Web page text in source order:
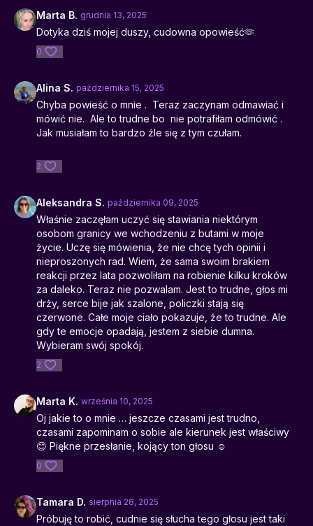
Marta B. grudnia 13, 2025
Dotyka dziś mojej duszy, cudowna opowieść🫶
0
Alina S. października 15, 2025
Chyba powieść o mnie . Teraz zaczynam odmawiać i
mówić nie. Ale to trudne bo nie potrafiłam odmówić .
Jak musiałam to bardzo źle się z tym czułam.
2
Aleksandra S. października 09, 2025
Właśnie zaczęłam uczyć się stawiania niektórym
osobom granicy we wchodzeniu z butami w moje
życie. Uczę się mówienia, że nie chcę tych opinii i
nieproszonych rad. Wiem, że sama swoim brakiem
reakcji przez lata pozwoliłam na robienie kilku kroków
za daleko. Teraz nie pozwalam. Jest to trudne, głos mi
drży, serce bije jak szalone, policzki stają się
czerwone. Całe moje ciało pokazuje, że to trudne. Ale
gdy te emocje opadają, jestem z siebie dumna.
Wybieram swój spokój.
2
Marta K. września 10, 2025
Oj jakie to o mnie … jeszcze czasami jest trudno,
czasami zapominam o sobie ale kierunek jest właściwy
😊 Piękne przesłanie, kojący ton głosu ☺️
0
Tamara D. sierpnia 28, 2025
Próbuję to robić, cudnie się słucha tego głosu jest taki